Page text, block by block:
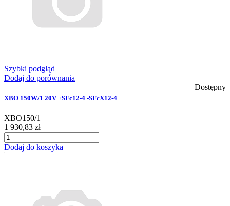
Szybki podgląd
Dodaj do porównania
Dostępny
XBO 150W/1 20V +SFc12-4 -SFcX12-4
XBO150/1
1 930,83 zł
Dodaj do koszyka